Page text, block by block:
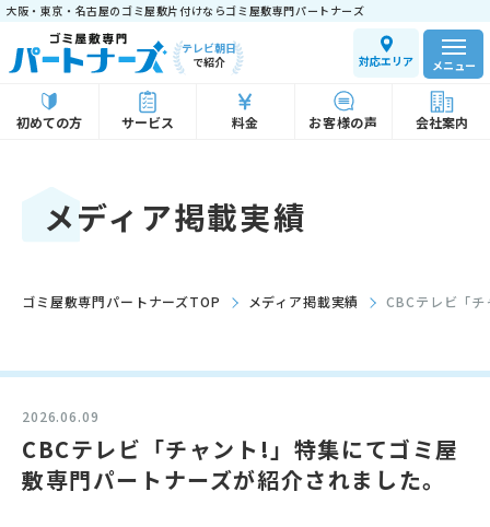
大阪・東京・名古屋のゴミ屋敷片付けならゴミ屋敷専門パートナーズ
テレビ朝日
で紹介
対応エリア
初めての方 サービス 料金 お客様の声 会社案内
メニュー
メディア掲載実績
ゴミ屋敷専門パートナーズTOP メディア掲載実績 CBCテレビ「
2026.06.09
CBCテレビ「チャント!」特集にてゴミ屋
敷専門パートナーズが紹介されました。